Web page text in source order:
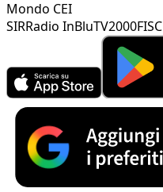
Mondo CEI
SIRRadio InBluTV2000FISC